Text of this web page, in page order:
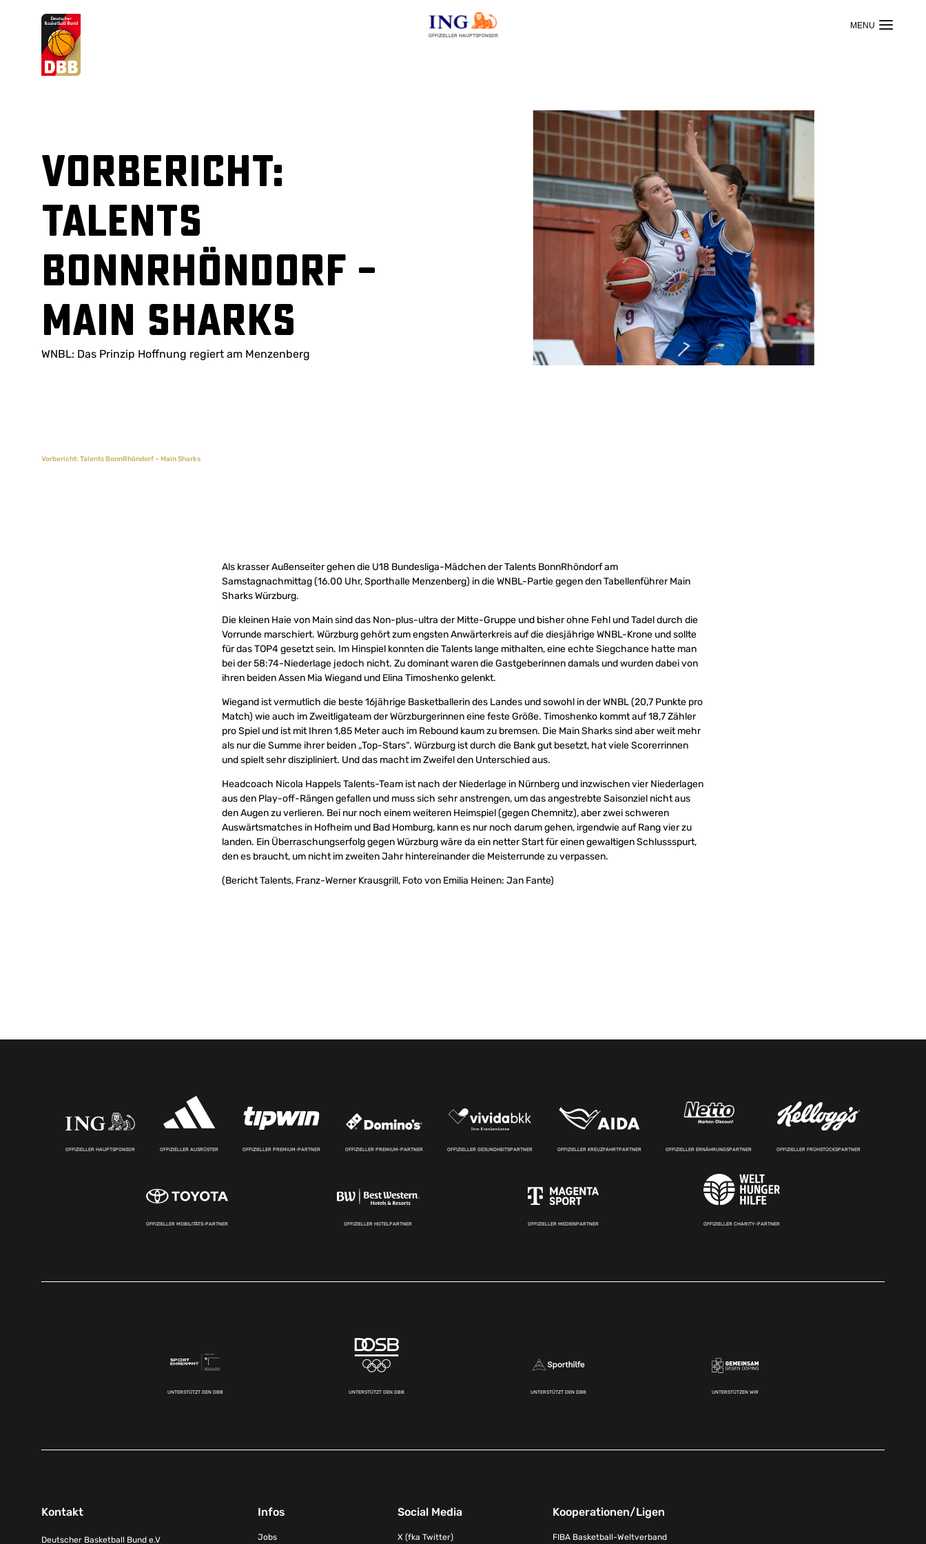
OFFIZIELLER HAUPTSPONSOR
Suchvorschläge
Vorbericht:
Talents
BonnRhöndorf –
Main Sharks
WNBL: Das Prinzip Hoffnung regiert am Menzenberg
Vorbericht: Talents BonnRhöndorf – Main Sharks
Als krasser Außenseiter gehen die U18 Bundesliga-Mädchen der Talents BonnRhöndorf am
Samstagnachmittag (16.00 Uhr, Sporthalle Menzenberg) in die WNBL-Partie gegen den Tabellenführer Main
Sharks Würzburg.
Die kleinen Haie von Main sind das Non-plus-ultra der Mitte-Gruppe und bisher ohne Fehl und Tadel durch die
Vorrunde marschiert. Würzburg gehört zum engsten Anwärterkreis auf die diesjährige WNBL-Krone und sollte
für das TOP4 gesetzt sein. Im Hinspiel konnten die Talents lange mithalten, eine echte Siegchance hatte man
bei der 58:74-Niederlage jedoch nicht. Zu dominant waren die Gastgeberinnen damals und wurden dabei von
ihren beiden Assen Mia Wiegand und Elina Timoshenko gelenkt.
Wiegand ist vermutlich die beste 16jährige Basketballerin des Landes und sowohl in der WNBL (20,7 Punkte pro
Match) wie auch im Zweitligateam der Würzburgerinnen eine feste Größe. Timoshenko kommt auf 18,7 Zähler
pro Spiel und ist mit Ihren 1,85 Meter auch im Rebound kaum zu bremsen. Die Main Sharks sind aber weit mehr
als nur die Summe ihrer beiden „Top-Stars“. Würzburg ist durch die Bank gut besetzt, hat viele Scorerrinnen
und spielt sehr diszipliniert. Und das macht im Zweifel den Unterschied aus.
Headcoach Nicola Happels Talents-Team ist nach der Niederlage in Nürnberg und inzwischen vier Niederlagen
aus den Play-off-Rängen gefallen und muss sich sehr anstrengen, um das angestrebte Saisonziel nicht aus
den Augen zu verlieren. Bei nur noch einem weiteren Heimspiel (gegen Chemnitz), aber zwei schweren
Auswärtsmatches in Hofheim und Bad Homburg, kann es nur noch darum gehen, irgendwie auf Rang vier zu
landen. Ein Überraschungserfolg gegen Würzburg wäre da ein netter Start für einen gewaltigen Schlussspurt,
den es braucht, um nicht im zweiten Jahr hintereinander die Meisterrunde zu verpassen.
(Bericht Talents, Franz-Werner Krausgrill, Foto von Emilia Heinen: Jan Fante)
OFFIZIELLER HAUPTSPONSOR OFFIZIELLER AUSRÜSTER OFFIZIELLER PREMIUM-PARTNER OFFIZIELLER PREMIUM-PARTNER OFFIZIELLER GESUNDHEITSPARTNER OFFIZIELLER KREUZFAHRTPARTNER OFFIZIELLER ERNÄHRUNGSPARTNER OFFIZIELLER FRÜHSTÜCKSPARTNER
OFFIZIELLER MOBILITÄTS-PARTNER OFFIZIELLER HOTELPARTNER OFFIZIELLER MEDIENPARTNER OFFIZIELLER CHARITY-PARTNER
UNTERSTÜTZT DEN DBB UNTERSTÜTZT DEN DBB UNTERSTÜTZT DEN DBB UNTERSTÜTZEN WIR
Kontakt
Deutscher Basketball Bund e.V
Infos
Jobs
Social Media
X (fka Twitter)
Kooperationen/Ligen
FIBA Basketball-Weltverband